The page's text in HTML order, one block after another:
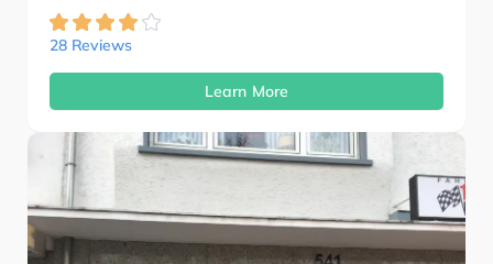
28 Reviews
Learn More